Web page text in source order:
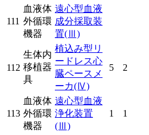
111
血液体
外循環
機器
遠心型血液
成分採取装
置(Ⅲ)
112
生体内
移植器
具
植込み型リ
ードレス心
臓ペースメ
ーカ(Ⅳ)
5 2
113
血液体
外循環
機器
遠心型血液
浄化装置
(Ⅲ)
1 1